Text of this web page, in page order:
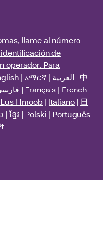
llame al número
de
operador. Para
| አማርኛ | العربية | 中
| Français | French
Lus Hmoob | Italiano | 日
| ខ្មែរ | Polski | Português